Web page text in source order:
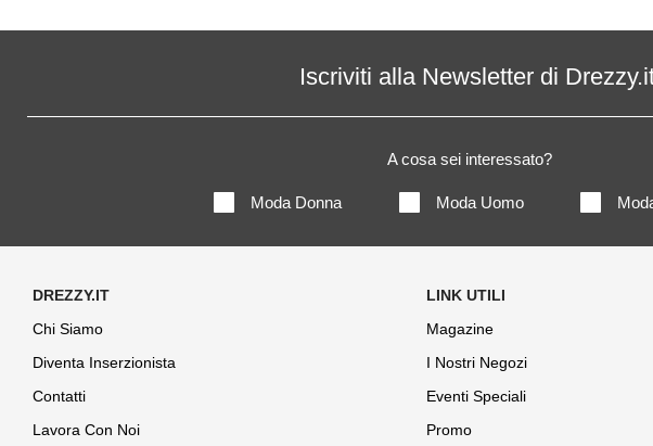
Iscriviti alla Newsletter di
A cosa sei interessato?
Moda Donna Moda Uomo
Chi Siamo
Diventa Inserzionista
Contatti
Lavora Con Noi
Magazine
I Nostri Negozi
Eventi Speciali
Promo